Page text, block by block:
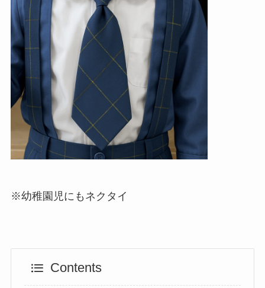
※幼稚園児にもネクタイ
Contents